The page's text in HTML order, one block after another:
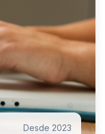
Desde 2023